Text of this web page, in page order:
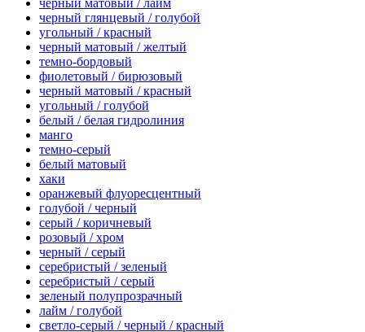
черный глянцевый / голубой
угольный / красный
черный матовый / желтый
темно-бордовый
фиолетовый / бирюзовый
черный матовый / красный
угольный / голубой
белый / белая гидролиния
манго
темно-серый
белый матовый
хаки
оранжевый флуоресцентный
голубой / черный
серый / коричневый
розовый / хром
черный / серый
серебристый / зеленый
серебристый / серый
зеленый полупрозрачный
лайм / голубой
светло-серый / черный / красный